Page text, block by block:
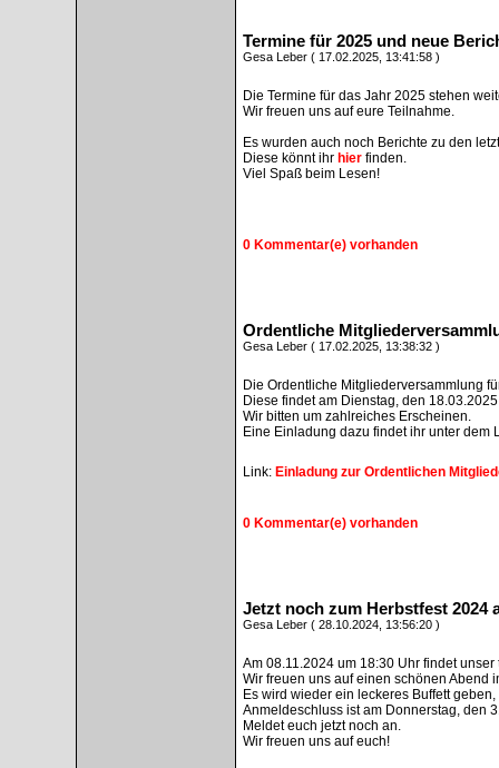
Termine für 2025 und neue
Gesa Leber ( 17.02.2025, 13:41:58 )
Die Termine für das Jahr 2025 stehen
Wir freuen uns auf eure Teilnahme.
Es wurden auch noch Berichte zu den
Diese könnt ihr hierfinden.
Viel Spaß beim Lesen!
0 Kommentar(e) vorhanden
Ordentliche
Gesa Leber ( 17.02.2025, 13:38:32 )
Die Ordentliche Mitgliederversammlung
Diese findet am Dienstag, den
Wir bitten um zahlreiches Erscheinen.
Eine Einladung dazu findet ihr unter dem
Link: Einladung zur Ordentlichen
0 Kommentar(e) vorhanden
Jetzt noch zum Herbstfest 2024
Gesa Leber ( 28.10.2024, 13:56:20 )
Am 08.11.2024 um 18:30 Uhr findet
Wir freuen uns auf einen schönen Abend
Es wird wieder ein leckeres Buffett
Anmeldeschluss ist am Donnerstag, den
Meldet euch jetzt noch an.
Wir freuen uns auf euch!